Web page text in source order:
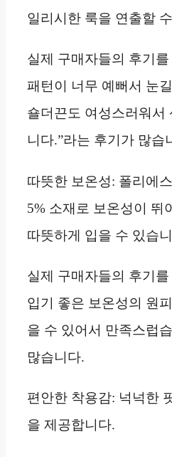
일리시한 룩을 연출할
실제 구매자들의 후기를
패턴이 너무 예뻐서 눈
숄더끈도 여성스러워서
니다.”라는 후기가 많습
따뜻한 보온성: 폴리에
5% 소재로 보온성이 뛰
따뜻하게 입을 수 있습
실제 구매자들의 후기
입기 좋은 보온성의 원
을 수 있어서 만족스럽
많습니다.
편안한 착용감: 넉넉한
을 제공합니다.